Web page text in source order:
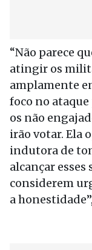
“Não parece
atingir os
amplamente
foco no
os não
irão votar. Ela
indutora de
alcançar
considerem
a